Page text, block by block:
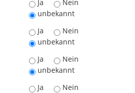
Äsche
Ja
Nein
unbekannt
Nase
Ja
Nein
unbekannt
Barbe
Ja
Nein
unbekannt
Bachforelle
Ja
Nein